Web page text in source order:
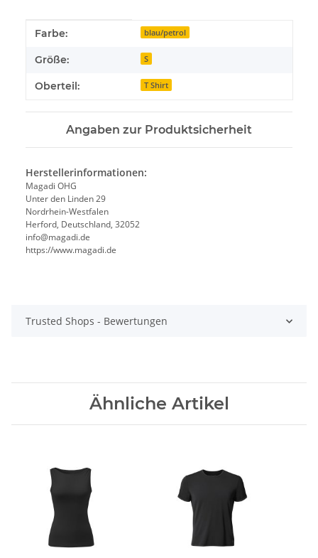
Produkteigenschaft
Wert
Farbe: blau/petrol
Größe: S
Oberteil: T Shirt
Angaben zur Produktsicherheit
Herstellerinformationen:
Magadi OHG
Unter den Linden 29
Nordrhein-Westfalen
Herford, Deutschland, 32052
info@magadi.de
https://www.magadi.de
Trusted Shops - Bewertungen
Ähnliche Artikel